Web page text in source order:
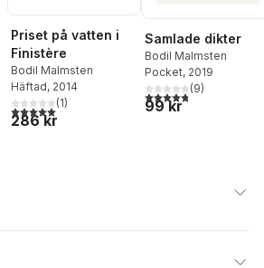
antal röster:
Priset på vatten i
Finistère
Bodil Malmsten
Häftad, 2014
5,0utav 5 stjärnor. Totalt antal röster:
(1)
286 kr
Samlade dikter
Bodil Malmsten
Pocket, 2019
4,8utav 5 stjärnor.
(9)
99 kr